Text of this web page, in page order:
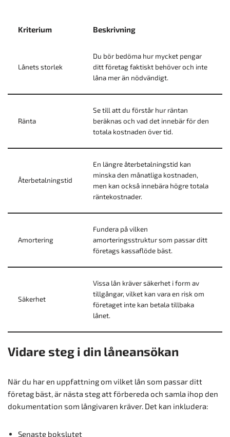
Kriterium Beskrivning
Lånets storlek
Du bör bedöma hur mycket pengar
ditt företag faktiskt behöver och inte
låna mer än nödvändigt.
Ränta
Se till att du förstår hur räntan
beräknas och vad det innebär för den
totala kostnaden över tid.
Återbetalningstid
En längre återbetalningstid kan
minska den månatliga kostnaden,
men kan också innebära högre totala
räntekostnader.
Amortering
Fundera på vilken
amorteringsstruktur som passar ditt
företags kassaflöde bäst.
Säkerhet
Vissa lån kräver säkerhet i form av
tillgångar, vilket kan vara en risk om
företaget inte kan betala tillbaka
lånet.
Vidare steg i din låneansökan
När du har en uppfattning om vilket lån som passar ditt
företag bäst, är nästa steg att förbereda och samla ihop den
dokumentation som långivaren kräver. Det kan inkludera:
Senaste bokslutet